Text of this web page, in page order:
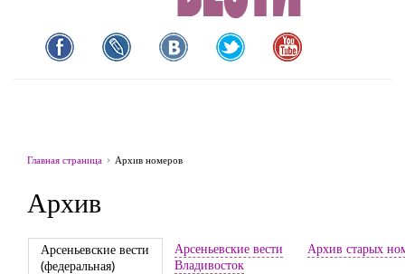
Главная страница Архив номеров
Архив
Арсеньевские вести
(федеральная)
Арсеньевские вести
Владивосток
Архив старых